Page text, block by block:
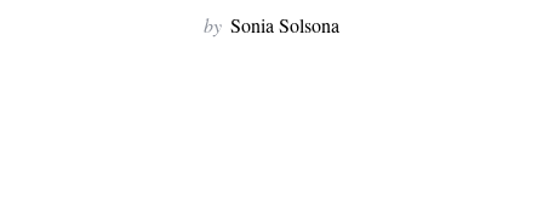
by Sonia Solsona